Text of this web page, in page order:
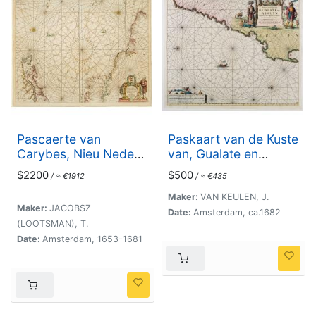
Pascaerte van
Carybes, Nieu Neder
landt, Brazil. . .
$2200 / ≈ €1912
Maker: JACOBSZ
(LOOTSMAN), T.
Date: Amsterdam, 1653-1681
Paskaart van de Kuste
van, Gualate en
Arguyn. Beginnende
van C. Bajador tot C.
Blanco. . .
$500 / ≈ €435
Maker: VAN KEULEN, J.
Date: Amsterdam, ca.1682